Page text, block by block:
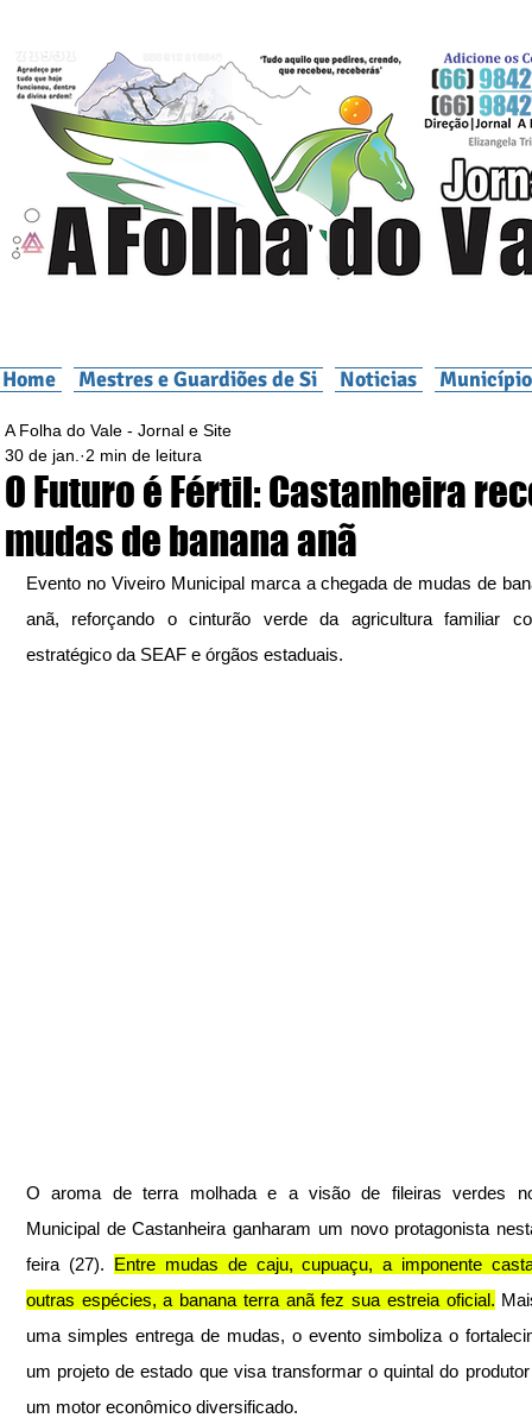
Home Mestres e Guardiões de Si Noticias
O Futuro é Fértil: Castanheira
mudas de banana anã
A Folha do Vale - Jornal e Site
30 de jan.
2 min de leitura
Evento no Viveiro Municipal marca a chegada de mudas de
anã, reforçando o cinturão verde da agricultura familiar
estratégico da SEAF e órgãos estaduais.
O aroma de terra molhada e a visão de fileiras verdes
Municipal de Castanheira ganharam um novo protagonista
feira (27). Entre mudas de caju, cupuaçu, a imponente
outras espécies, a banana terra anã fez sua estreia oficial.
uma simples entrega de mudas, o evento simboliza o
um projeto de estado que visa transformar o quintal do
um motor econômico diversificado.